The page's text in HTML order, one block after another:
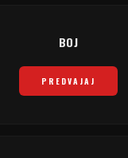
BOJ
PREDVAJAJ